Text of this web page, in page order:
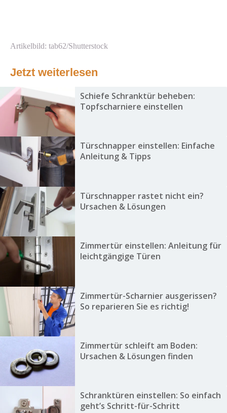
Artikelbild: tab62/Shutterstock
Jetzt weiterlesen
Schiefe Schranktür beheben:
Topfscharniere einstellen
Türschnapper einstellen: Einfache
Anleitung & Tipps
Türschnapper rastet nicht ein?
Ursachen & Lösungen
Zimmertür einstellen: Anleitung für
leichtgängige Türen
Zimmertür-Scharnier ausgerissen?
So reparieren Sie es richtig!
Zimmertür schleift am Boden:
Ursachen & Lösungen finden
Schranktüren einstellen: So einfach
geht’s Schritt-für-Schritt